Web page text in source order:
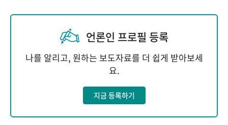
언론인 프로필 등록
나를 알리고, 원하는 보도자료를 더 쉽게 받아보세
요.
지금 등록하기